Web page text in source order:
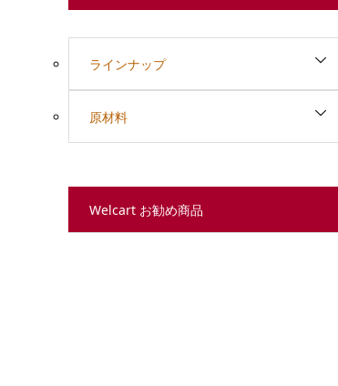
ラインナップ
原材料
Welcart お勧め商品